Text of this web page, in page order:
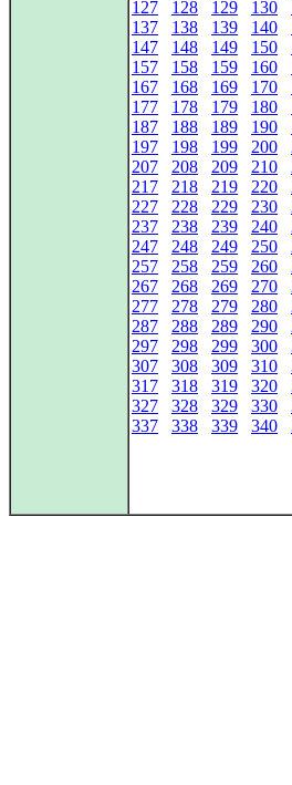
127
128 129 130
137
138 139 140
147
148 149 150
157
158 159 160
167
168 169 170
177
178 179 180
187
188 189 190
197
198 199 200
207
208 209 210
217
218 219 220
227
228 229 230
237
238 239 240
247
248 249 250
257
258 259 260
267
268 269 270
277
278 279 280
287
288 289 290
297
298 299 300
307
308 309 310
317
318 319 320
327
328 329 330
337
338 339 340